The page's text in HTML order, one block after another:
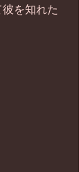
を知れた